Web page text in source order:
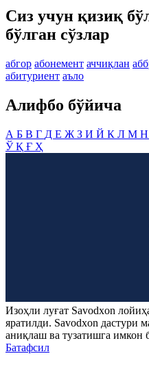
Сиз учун қизиқ
бўлган сўзлар
абгор абонемент аччиқлан
абитуриент аъло
Алифбо бўйича
А Б В Г Д Е Ж З И Й К Л М Н
ЎҚ Ғ Ҳ
Изоҳли луғат Savodxon
яратилди. Savodxon дастури
аниқлаш ва тузатишга имкон
Батафсил